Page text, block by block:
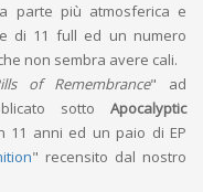
parte più atmosferica e
di 11 full ed un numero
non sembra avere cali.
of Remembrance" ad
sotto Apocalyptic
11 anni ed un paio di EP
" recensito dal nostro